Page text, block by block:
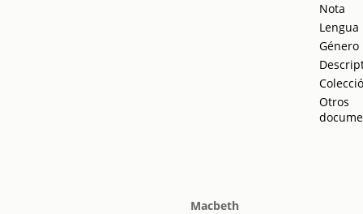
Nota
Lengua
Género
Otros
Macbeth